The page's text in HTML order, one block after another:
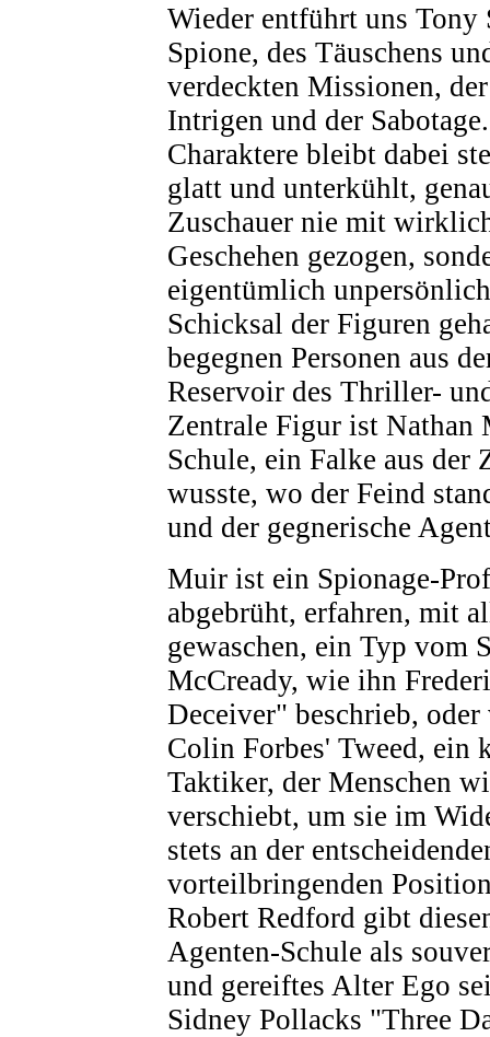
Wieder entführt uns
Spione, des Täuschens
verdeckten Missionen,
Intrigen und der
Charaktere bleibt dabei
glatt und unterkühlt,
Zuschauer nie mit
Geschehen gezogen,
eigentümlich
Schicksal der Figuren
begegnen Personen aus
Reservoir des Thriller-
Zentrale Figur ist Nathan
Schule, ein Falke aus der
wusste, wo der Feind
und der gegnerische
Muir ist ein Spionage-
abgebrüht, erfahren, mit
gewaschen, ein Typ vom
McCready, wie ihn
Deceiver" beschrieb,
Colin Forbes' Tweed, ein
Taktiker, der Menschen
verschiebt, um sie im
stets an der
vorteilbringenden
Robert Redford gibt
Agenten-Schule als
und gereiftes Alter Ego
Sidney Pollacks "Three